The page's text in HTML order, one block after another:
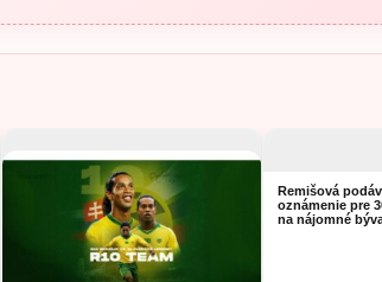
Remišová
oznámenie pre
na nájomné